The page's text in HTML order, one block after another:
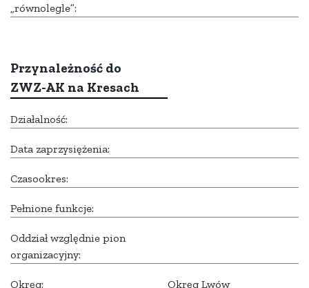
„równolegle”:
Przynależność do
ZWZ-AK na Kresach
Działalność:
Data zaprzysiężenia:
Czasookres:
Pełnione funkcje:
Oddział względnie pion
organizacyjny:
Okręg: Okręg Lwów